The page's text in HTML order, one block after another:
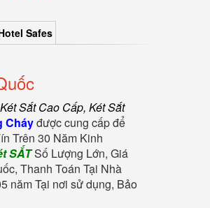
Safes
Két Sắt Cao Cấp, Két Sắt
Cháyđược cung cấp để
Trên 30 Năm Kinh
SẮTSố Lượng Lớn, Giá
Thanh Toán Tại Nhà
năm Tại nơi sử dụng, Bảo